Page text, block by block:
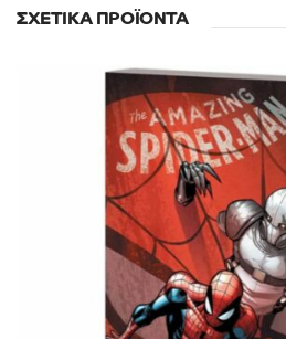
ΣΧΕΤΙΚΆ ΠΡΟΪΌΝΤΑ